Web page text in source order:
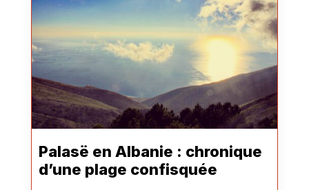
Palasë en Albanie : chronique
d’une plage confisquée